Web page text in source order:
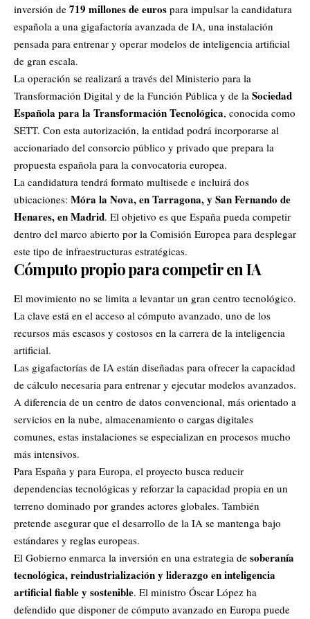
inversión de 719 millones de euros para impulsar la candidatura
española a una gigafactoría avanzada de IA, una instalación
pensada para entrenar y operar modelos de inteligencia artificial
de gran escala.
La operación se realizará a través del Ministerio para la
Transformación Digital y de la Función Pública y de la Sociedad
Española para la Transformación Tecnológica, conocida como
SETT. Con esta autorización, la entidad podrá incorporarse al
accionariado del consorcio público y privado que prepara la
propuesta española para la convocatoria europea.
La candidatura tendrá formato multisede e incluirá dos
ubicaciones: Móra la Nova, en Tarragona, y San Fernando de
Henares, en Madrid. El objetivo es que España pueda competir
dentro del marco abierto por la Comisión Europea para desplegar
este tipo de infraestructuras estratégicas.
Cómputo propio para competir en IA
El movimiento no se limita a levantar un gran centro tecnológico.
La clave está en el acceso al cómputo avanzado, uno de los
recursos más escasos y costosos en la carrera de la inteligencia
artificial.
Las gigafactorías de IA están diseñadas para ofrecer la capacidad
de cálculo necesaria para entrenar y ejecutar modelos avanzados.
A diferencia de un centro de datos convencional, más orientado a
servicios en la nube, almacenamiento o cargas digitales
comunes, estas instalaciones se especializan en procesos mucho
más intensivos.
Para España y para Europa, el proyecto busca reducir
dependencias tecnológicas y reforzar la capacidad propia en un
terreno dominado por grandes actores globales. También
pretende asegurar que el desarrollo de la IA se mantenga bajo
estándares y reglas europeas.
El Gobierno enmarca la inversión en una estrategia de soberanía
tecnológica, reindustrialización y liderazgo en inteligencia
artificial fiable y sostenible. El ministro Óscar López ha
defendido que disponer de cómputo avanzado en Europa puede